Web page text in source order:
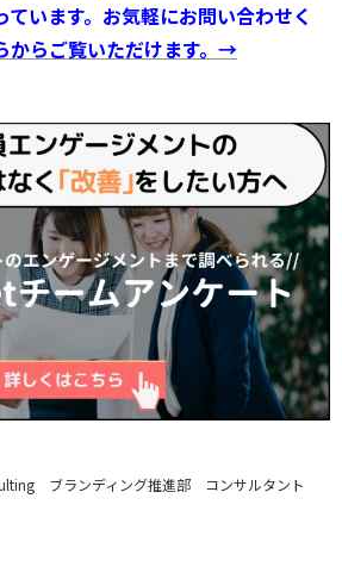
います。お気軽にお問い合わせく
からご覧いただけます。→
ブランディング推進部 コンサルタント